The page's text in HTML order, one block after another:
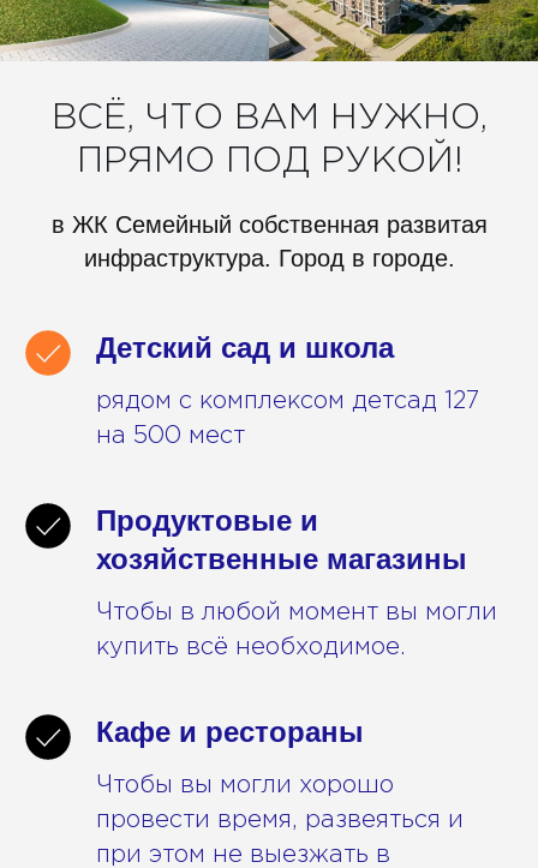
ВСЁ, ЧТО ВАМ НУЖНО,
ПРЯМО ПОД РУКОЙ!
в ЖК Семейный собственная развитая
инфраструктура. Город в городе.
Детский сад и школа
рядом с комплексом детсад 127
на 500 мест
Продуктовые и
хозяйственные магазины
Чтобы в любой момент вы могли
купить всё необходимое.
Кафе и рестораны
Чтобы вы могли хорошо
провести время, развеяться и
при этом не выезжать в